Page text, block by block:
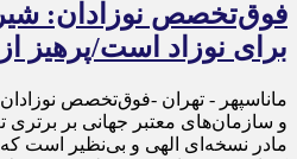
فوق‌تخصص نوزادان: شیر
برای نوزاد است/پرهیز
ماناسپهر - تهران -فوق‌تخصص نوزادان
و سازمان‌های معتبر جهانی بر برتری
مادر نسخه‌ای الهی و بی‌نظیر است که